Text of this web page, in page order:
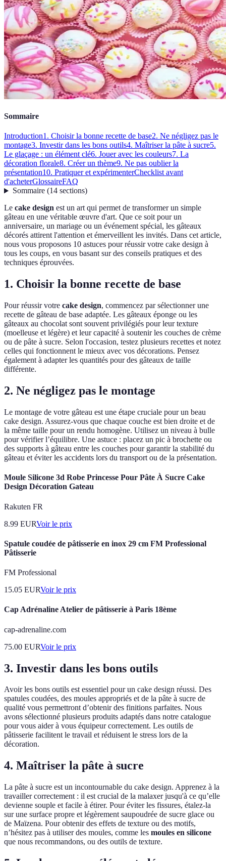
Sommaire
Introduction1. Choisir la bonne recette de base2. Ne négligez pas le
montage3. Investir dans les bons outils4. Maîtriser la pâte à sucre5.
Le glaçage : un élément clé6. Jouer avec les couleurs7. La
décoration florale8. Créer un thème9. Ne pas oublier la
présentation10. Pratiquer et expérimenterChecklist avant
d'acheterGlossaireFAQ
Sommaire(14 sections)
Le cake design est un art qui permet de transformer un simple
gâteau en une véritable œuvre d'art. Que ce soit pour un
anniversaire, un mariage ou un événement spécial, les gâteaux
décorés attirent l'attention et émerveillent les invités. Dans cet article,
nous vous proposons 10 astuces pour réussir votre cake design à
tous les coups, en vous basant sur des conseils pratiques et des
techniques éprouvées.
1. Choisir la bonne recette de base
Pour réussir votre cake design, commencez par sélectionner une
recette de gâteau de base adaptée. Les gâteaux éponge ou les
gâteaux au chocolat sont souvent privilégiés pour leur texture
(moelleuse et légère) et leur capacité à soutenir les couches de crème
ou de pâte à sucre. Selon l'occasion, testez plusieurs recettes et notez
celles qui fonctionnent le mieux avec vos décorations. Pensez
également à adapter les quantités pour des gâteaux de taille
différente.
2. Ne négligez pas le montage
Le montage de votre gâteau est une étape cruciale pour un beau
cake design. Assurez-vous que chaque couche est bien droite et de
la même taille pour un rendu homogène. Utilisez un niveau à bulle
pour vérifier l’équilibre. Une astuce : placez un pic à brochette ou
des supports à gâteau entre les couches pour garantir la stabilité du
gâteau et éviter les accidents lors du transport ou de la présentation.
Moule Silicone 3d Robe Princesse Pour Pâte À Sucre Cake
Design Décoration Gateau
Rakuten FR
8.99 EURVoir le prix
Spatule coudée de pâtisserie en inox 29 cm FM Professional
Pâtisserie
FM Professional
15.05 EURVoir le prix
Cap Adrénaline Atelier de pâtisserie à Paris 18ème
cap-adrenaline.com
75.00 EURVoir le prix
3. Investir dans les bons outils
Avoir les bons outils est essentiel pour un cake design réussi. Des
spatules coudées, des moules appropriés et de la pâte à sucre de
qualité vous permettront d’obtenir des finitions parfaites. Nous
avons sélectionné plusieurs produits adaptés dans notre catalogue
pour vous aider à vous équipeur correctement. Les outils de
pâtisserie facilitent le travail et réduisent le stress lors de la
décoration.
4. Maîtriser la pâte à sucre
La pâte à sucre est un incontournable du cake design. Apprenez à la
travailler correctement : il est crucial de la malaxer jusqu'à ce qu’elle
devienne souple et facile à étirer. Pour éviter les fissures, étalez-la
sur une surface propre et légèrement saupoudrée de sucre glace ou
de Maïzena. Pour obtenir des effets de texture ou des motifs,
n’hésitez pas à utiliser des moules, comme les moules en silicone
que nous recommandons, ou des outils de texture.